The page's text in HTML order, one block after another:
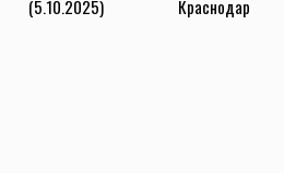
(5.10.2025)
Краснодар